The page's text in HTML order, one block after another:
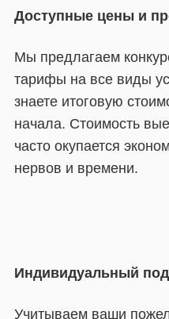
Доступные цены и
Мы предлагаем
тарифы на все виды
знаете итоговую
начала. Стоимость
часто окупается
нервов и времени.
Индивидуальный
Учитываем ваши